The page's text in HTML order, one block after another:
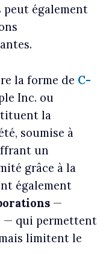
également
la forme de C-
Inc. ou
la
soumise à
un
grâce à la
également
—
— qui permettent
limitent le